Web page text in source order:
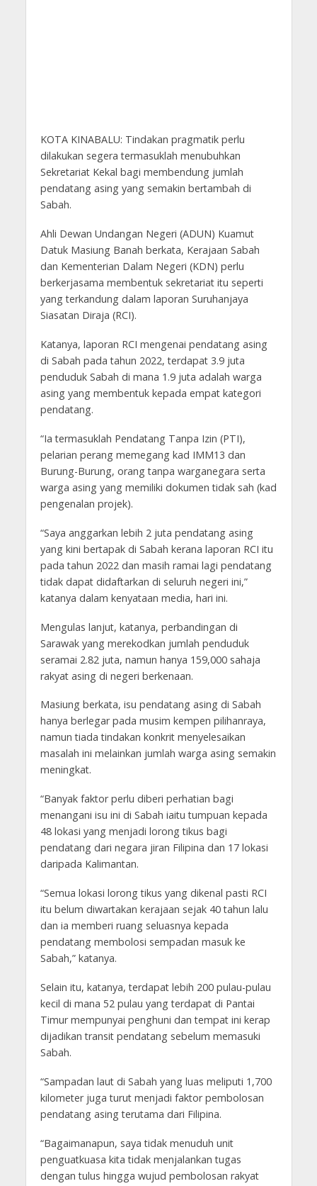
KOTA KINABALU: Tindakan pragmatik perlu
dilakukan segera termasuklah menubuhkan
Sekretariat Kekal bagi membendung jumlah
pendatang asing yang semakin bertambah di
Sabah.
Ahli Dewan Undangan Negeri (ADUN) Kuamut
Datuk Masiung Banah berkata, Kerajaan Sabah
dan Kementerian Dalam Negeri (KDN) perlu
berkerjasama membentuk sekretariat itu seperti
yang terkandung dalam laporan Suruhanjaya
Siasatan Diraja (RCI).
Katanya, laporan RCI mengenai pendatang asing
di Sabah pada tahun 2022, terdapat 3.9 juta
penduduk Sabah di mana 1.9 juta adalah warga
asing yang membentuk kepada empat kategori
pendatang.
“Ia termasuklah Pendatang Tanpa Izin (PTI),
pelarian perang memegang kad IMM13 dan
Burung-Burung, orang tanpa warganegara serta
warga asing yang memiliki dokumen tidak sah (kad
pengenalan projek).
“Saya anggarkan lebih 2 juta pendatang asing
yang kini bertapak di Sabah kerana laporan RCI itu
pada tahun 2022 dan masih ramai lagi pendatang
tidak dapat didaftarkan di seluruh negeri ini,”
katanya dalam kenyataan media, hari ini.
Mengulas lanjut, katanya, perbandingan di
Sarawak yang merekodkan jumlah penduduk
seramai 2.82 juta, namun hanya 159,000 sahaja
rakyat asing di negeri berkenaan.
Masiung berkata, isu pendatang asing di Sabah
hanya berlegar pada musim kempen pilihanraya,
namun tiada tindakan konkrit menyelesaikan
masalah ini melainkan jumlah warga asing semakin
meningkat.
“Banyak faktor perlu diberi perhatian bagi
menangani isu ini di Sabah iaitu tumpuan kepada
48 lokasi yang menjadi lorong tikus bagi
pendatang dari negara jiran Filipina dan 17 lokasi
daripada Kalimantan.
“Semua lokasi lorong tikus yang dikenal pasti RCI
itu belum diwartakan kerajaan sejak 40 tahun lalu
dan ia memberi ruang seluasnya kepada
pendatang membolosi sempadan masuk ke
Sabah,” katanya.
Selain itu, katanya, terdapat lebih 200 pulau-pulau
kecil di mana 52 pulau yang terdapat di Pantai
Timur mempunyai penghuni dan tempat ini kerap
dijadikan transit pendatang sebelum memasuki
Sabah.
“Sampadan laut di Sabah yang luas meliputi 1,700
kilometer juga turut menjadi faktor pembolosan
pendatang asing terutama dari Filipina.
“Bagaimanapun, saya tidak menuduh unit
penguatkuasa kita tidak menjalankan tugas
dengan tulus hingga wujud pembolosan rakyat